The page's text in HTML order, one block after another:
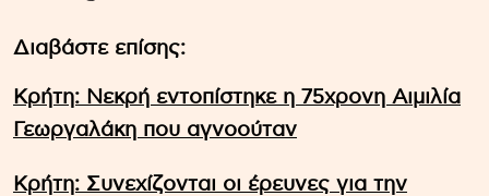
Διαβάστε επίσης:
Κρήτη: Νεκρή εντοπίστηκε η 75χρονη Αιμιλία
Γεωργαλάκη που αγνοούταν
Κρήτη: Συνεχίζονται οι έρευνες για την